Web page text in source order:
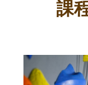
課